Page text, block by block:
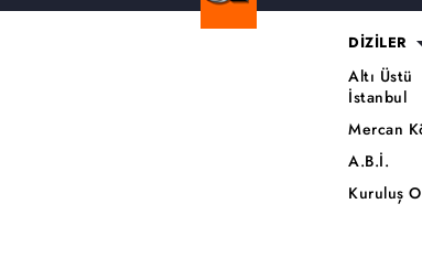
DİZİLER
Altı Üstü
İstanbul
Mercan
A.B.İ.
Kuruluş